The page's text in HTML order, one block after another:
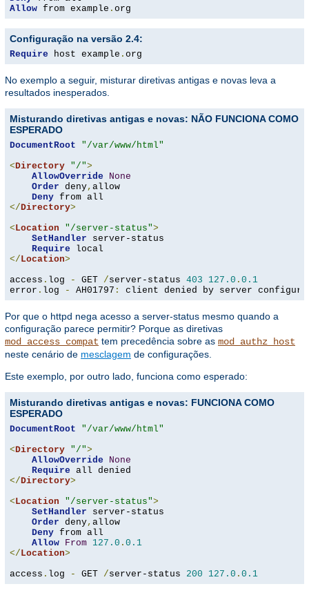
Allow from example . org
Configuração na versão 2.4:
Require host example . org
No exemplo a seguir, misturar diretivas antigas e novas leva a
resultados inesperados.
Misturando diretivas antigas e novas: NÃO FUNCIONA COMO
ESPERADO
DocumentRoot
"/var/www/html"
<Directory "/">
AllowOverride
None
Order deny, allow
Deny
</Directory>
<Location "/server-status">
SetHandler server-status
Require
</Location>
access . log - GET /server-status 403 127.0 . 0.1
error . log - AH01797 : client denied by server
Por que o httpd nega acesso a server-status mesmo quando a
configuração parece permitir? Porque as diretivas
mod_access_compat tem precedência sobre as mod_authz_host
neste cenário de mesclagem de configurações.
Este exemplo, por outro lado, funciona como esperado:
Misturando diretivas antigas e novas: FUNCIONA COMO
ESPERADO
DocumentRoot
"/var/www/html"
<Directory "/">
AllowOverride
None
Require
</Directory>
<Location "/server-status">
SetHandler server-status
Order deny, allow
Deny from all
Allow From 127.0 . 0.1
</Location>
access . log - GET /server-status 200 127.0 . 0.1